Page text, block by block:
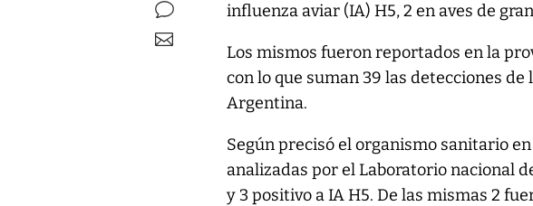
influenza aviar (IA) H5, 2 en aves de
Los mismos fueron reportados en la
con lo que suman 39 las detecciones
Argentina.
Según precisó el organismo sanitario
analizadas por el Laboratorio nacional
y 3 positivo a IA H5. De las mismas 2